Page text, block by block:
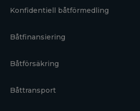
Konfidentiell båtförmedling
Båtfinansiering
Båtförsäkring
Båttransport